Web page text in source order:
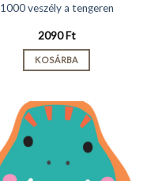
1000 veszély a tengeren
2090Ft
KOSÁRBA